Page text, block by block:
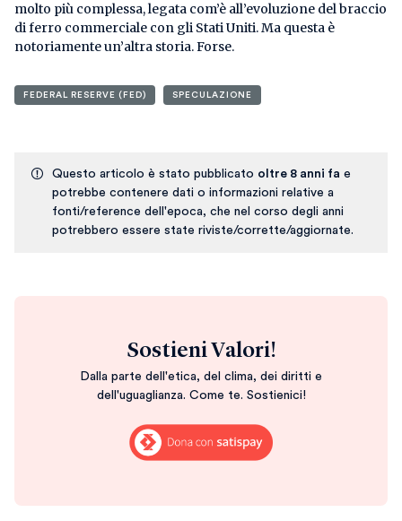
molto più complessa, legata com’è all’evoluzione del braccio
di ferro commerciale con gli Stati Uniti. Ma questa è
notoriamente un’altra storia. Forse.
FEDERAL RESERVE (FED) SPECULAZIONE
Questo articolo è stato pubblicato oltre 8 anni fa e
potrebbe contenere dati o informazioni relative a
fonti/reference dell'epoca, che nel corso degli anni
potrebbero essere state riviste/corrette/aggiornate.
Sostieni Valori!
Dalla parte dell'etica, del clima, dei diritti e
dell'uguaglianza. Come te. Sostienici!